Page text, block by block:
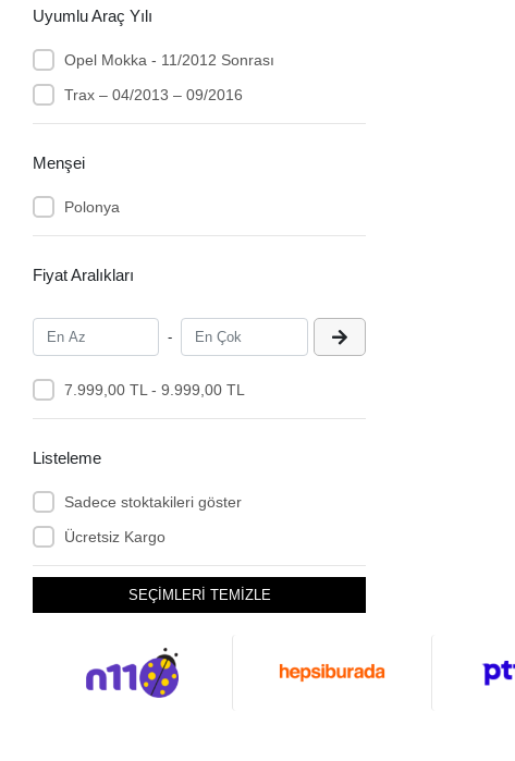
Uyumlu Araç Yılı
Opel Mokka - 11/2012 Sonrası
Trax – 04/2013 – 09/2016
Menşei
Polonya
Fiyat Aralıkları
-
7.999,00 TL - 9.999,00 TL
Listeleme
Sadece stoktakileri göster
Ücretsiz Kargo
SEÇİMLERİ TEMİZLE